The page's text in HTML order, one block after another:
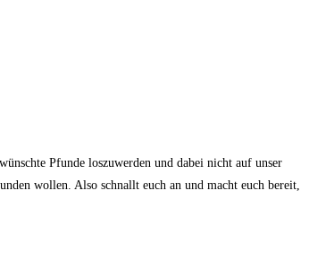
Pfunde loszuwerden und‍ dabei nicht ‍auf unser
‍wollen. Also schnallt euch an und macht euch bereit,